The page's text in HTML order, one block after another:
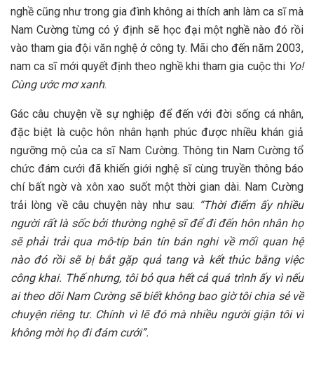
nghề cũng như trong gia đình không ai thích anh làm ca sĩ mà
Nam Cường từng có ý định sẽ học đại một nghề nào đó rồi
vào tham gia đội văn nghệ ở công ty. Mãi cho đến năm 2003,
nam ca sĩ mới quyết định theo nghề khi tham gia cuộc thi Yo!
Cùng ước mơ xanh.
Gác câu chuyện về sự nghiệp để đến với đời sống cá nhân,
đặc biệt là cuộc hôn nhân hạnh phúc được nhiều khán giả
ngưỡng mộ của ca sĩ Nam Cường. Thông tin Nam Cường tổ
chức đám cưới đã khiến giới nghệ sĩ cùng truyền thông báo
chí bất ngờ và xôn xao suốt một thời gian dài. Nam Cường
trải lòng về câu chuyện này như sau: “Thời điểm ấy nhiều
người rất là sốc bởi thường nghệ sĩ để đi đến hôn nhân họ
sẽ phải trải qua mô-típ bán tín bán nghi về mối quan hệ
nào đó rồi sẽ bị bắt gặp quả tang và kết thúc bằng việc
công khai. Thế nhưng, tôi bỏ qua hết cả quá trình ấy vì nếu
ai theo dõi Nam Cường sẽ biết không bao giờ tôi chia sẻ về
chuyện riêng tư. Chính vì lẽ đó mà nhiều người giận tôi vì
không mời họ đi đám cưới”.